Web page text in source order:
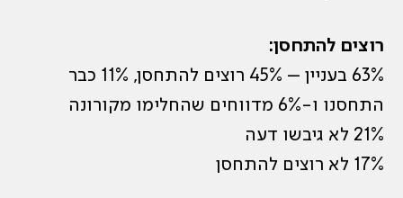
רוצים להתחסן:
63% בעניין – 45% רוצים להתחסן, 11% כבר
התחסנו ו-6% מדווחים שהחלימו מקורונה
21% לא גיבשו דעה
17% לא רוצים להתחסן